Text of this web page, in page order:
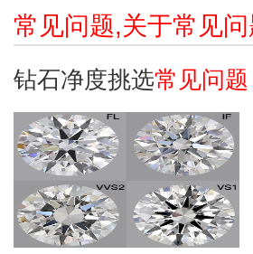
常见问题,关于常见
钻石净度挑选常见问题